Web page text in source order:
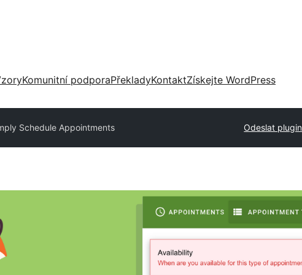
Komunitní podporaPřekladyKontaktZískejte WordPress
Schedule Appointments Odeslat plugin